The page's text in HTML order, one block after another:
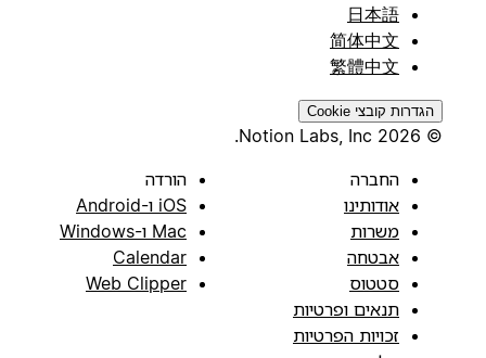
日本語
简体中文
繁體中文
הגדרות קובצי Cookie
© 2026 Notion Labs, Inc.
החברה
אודותינו
משרות
אבטחה
סטטוס
תנאים ופרטיות
זכויות הפרטיות
הורדה
iOS ו-Android
Mac ו-Windows
Calendar
Web Clipper